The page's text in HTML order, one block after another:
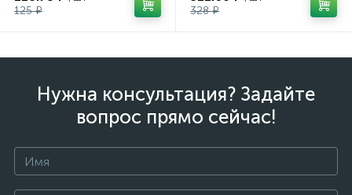
125 ₽
328 ₽
Нужна консультация? Задайте
вопрос прямо сейчас!